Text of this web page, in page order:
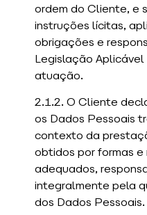
ordem do Cliente, e
instruções lícitas,
obrigações e
Legislação
atuação.
2.1.2. O Cliente
os Dados Pessoais
contexto da
obtidos por formas e
adequados,
integralmente pela
dos Dados Pessoais.